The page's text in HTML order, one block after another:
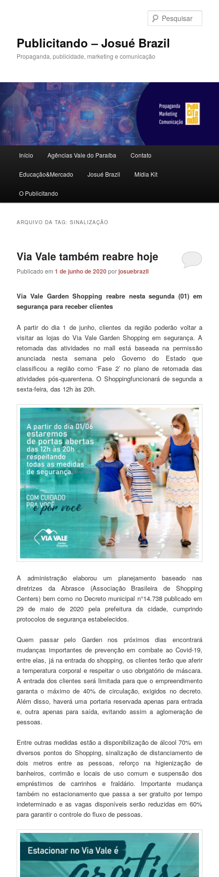
principal
secundárioPublicitando – Josué Brazil
Propaganda, publicidade, marketing e comunicação
principal
Início Agências Vale do Paraíba Contato
Educação&Mercado Josué Brazil Mídia Kit
O Publicitando
ARQUIVO DA TAG:SINALIZAÇÃO
Via Vale também reabre hoje
Publicado em1 de junho de 2020porjosuebrazil
Via Vale Garden Shopping reabre nesta segunda (01) em
segurança para receber clientes
A partir do dia 1 de junho, clientes da região poderão voltar a
visitar as lojas do Via Vale Garden Shopping em segurança. A
retomada das atividades no mall está baseada na permissão
anunciada nesta semana pelo Governo do Estado que
classificou a região como ‘Fase 2’ no plano de retomada das
atividades pós-quarentena. O Shoppingfuncionará de segunda a
sexta-feira, das 12h às 20h.
A administração elaborou um planejamento baseado nas
diretrizes da Abrasce (Associação Brasileira de Shopping
Centers) bem como no Decreto municipal n°14.738 publicado em
29 de maio de 2020 pela prefeitura da cidade, cumprindo
protocolos de segurança estabelecidos.
Quem passar pelo Garden nos próximos dias encontrará
mudanças importantes de prevenção em combate ao Covid-19,
entre elas, já na entrada do shopping, os clientes terão que aferir
a temperatura corporal e respeitar o uso obrigatório de máscara.
A entrada dos clientes será limitada para que o empreendimento
garanta o máximo de 40% de circulação, exigidos no decreto.
Além disso, haverá uma portaria reservada apenas para entrada
e, outra apenas para saída, evitando assim a aglomeração de
pessoas.
Entre outras medidas estão a disponibilização de álcool 70% em
diversos pontos do Shopping, sinalização de distanciamento de
dois metros entre as pessoas, reforço na higienização de
banheiros, corrimão e locais de uso comum e suspensão dos
empréstimos de carrinhos e fraldário. Importante mudança
também no estacionamento que passa a ser gratuito por tempo
indeterminado e as vagas disponíveis serão reduzidas em 60%
para garantir o controle do fluxo de pessoas.